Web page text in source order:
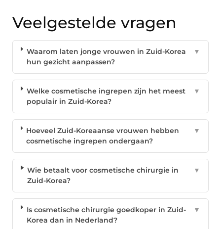
Veelgestelde vragen
Waarom laten jonge vrouwen in Zuid-Korea
hun gezicht aanpassen?
▼
Welke cosmetische ingrepen zijn het meest
populair in Zuid-Korea?
▼
Hoeveel Zuid-Koreaanse vrouwen hebben
cosmetische ingrepen ondergaan?
▼
Wie betaalt voor cosmetische chirurgie in
Zuid-Korea?
▼
Is cosmetische chirurgie goedkoper in Zuid-
Korea dan in Nederland?
▼